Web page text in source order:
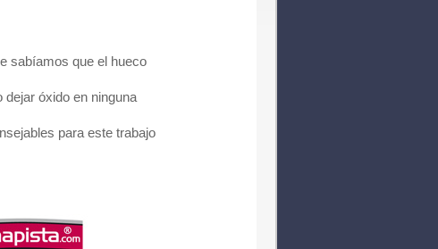
sabíamos que el hueco
óxido en ninguna
para este trabajo